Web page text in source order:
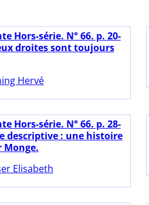
Hors-série. N° 66. p. 20-
droites sont toujours
Hervé
Hors-série. N° 66. p. 28-
descriptive : une histoire
Monge.
Elisabeth